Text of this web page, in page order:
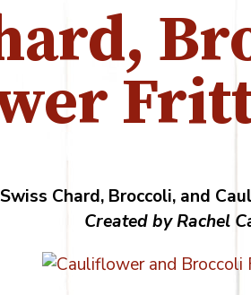
Swiss Chard, Broccoli, and
Created by Rachel